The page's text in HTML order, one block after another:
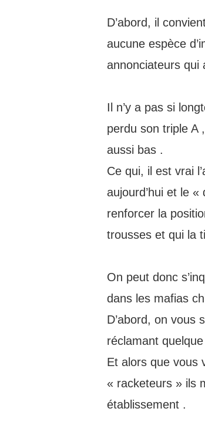
D’abord, il
aucune espèce
annonciateurs qui
Il n’y a pas si
perdu son triple A
aussi bas .
Ce qui, il est vrai
aujourd’hui et le «
renforcer la
trousses et qui la
On peut donc
dans les mafias
D’abord, on vous
réclamant
Et alors que vous
« racketeurs » ils
établissement .